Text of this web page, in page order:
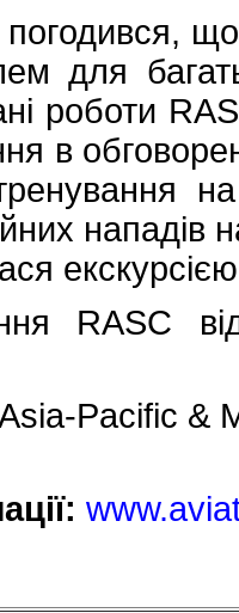
погодився,
для
роботи
в
нападів
RASC
Pacific &